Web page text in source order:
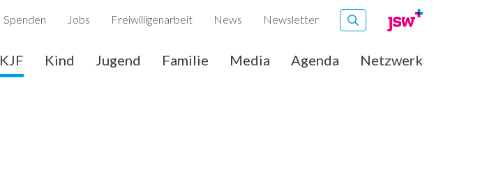
Spenden Jobs Freiwilligenarbeit News Newsletter
KJF Kind Jugend Familie Media Agenda Netzwerk